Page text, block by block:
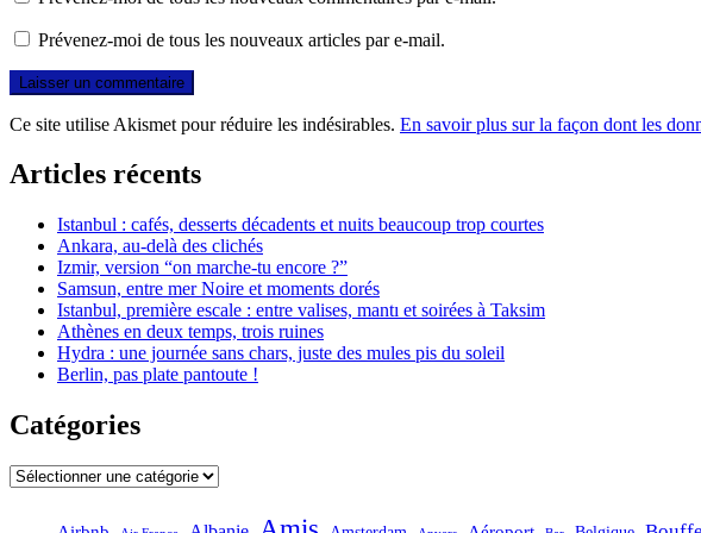
Prévenez-moi de tous les nouveaux articles par e-mail.
Ce site utilise Akismet pour réduire les indésirables. En savoir plus sur la façon dont les
Articles récents
Istanbul : cafés, desserts décadents et nuits beaucoup trop courtes
Ankara, au-delà des clichés
Izmir, version “on marche-tu encore ?”
Samsun, entre mer Noire et moments dorés
Istanbul, première escale : entre valises, mantı et soirées à Taksim
Athènes en deux temps, trois ruines
Hydra : une journée sans chars, juste des mules pis du soleil
Berlin, pas plate pantoute !
Catégories
Catégories